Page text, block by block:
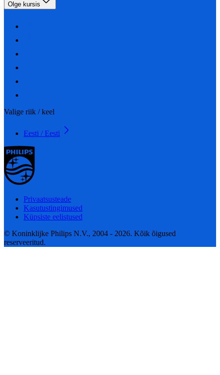
Olge kursis
Valige riik / keel
Eesti / Eesti
Privaatsusteade
Kasutustingimused
Küpsiste eelistused
© Koninklijke Philips N.V., 2004 - 2026. Kõik õigused
reserveeritud.